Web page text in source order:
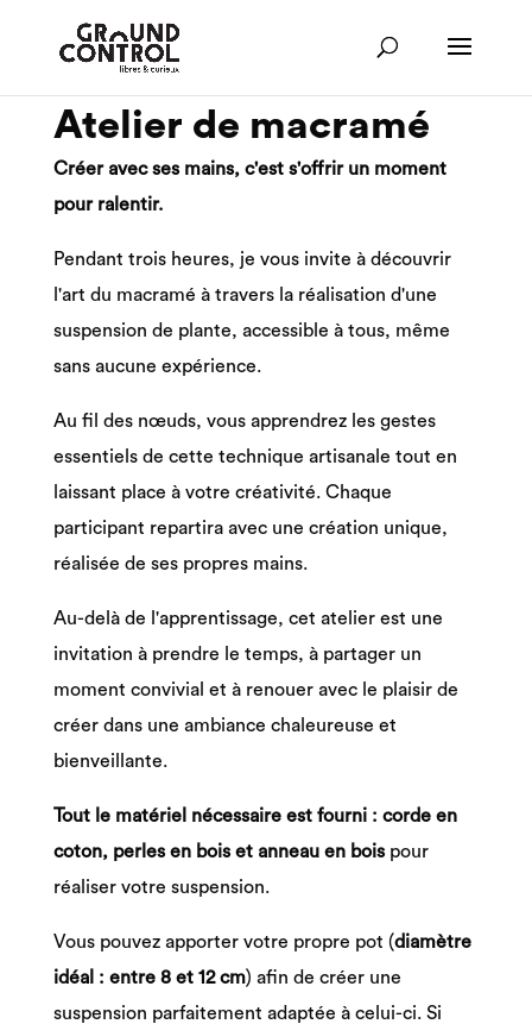
Atelier de macramé
Créer avec ses mains, c'est s'offrir un moment
pour ralentir.
Pendant trois heures, je vous invite à découvrir
l'art du macramé à travers la réalisation d'une
suspension de plante, accessible à tous, même
sans aucune expérience.
Au fil des nœuds, vous apprendrez les gestes
essentiels de cette technique artisanale tout en
laissant place à votre créativité. Chaque
participant repartira avec une création unique,
réalisée de ses propres mains.
Au-delà de l'apprentissage, cet atelier est une
invitation à prendre le temps, à partager un
moment convivial et à renouer avec le plaisir de
créer dans une ambiance chaleureuse et
bienveillante.
Tout le matériel nécessaire est fourni : corde en
coton, perles en bois et anneau en boispour
réaliser votre suspension.
Vous pouvez apporter votre propre pot (diamètre
idéal : entre 8 et 12 cm) afin de créer une
suspension parfaitement adaptée à celui-ci. Si